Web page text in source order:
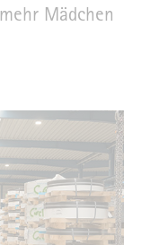
Mädchen